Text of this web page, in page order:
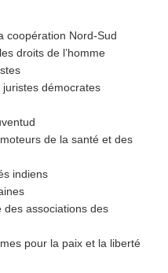
coopération Nord-Sud
droits de l’homme
démocrates
de la santé et des
indiens
des associations des
pour la paix et la liberté